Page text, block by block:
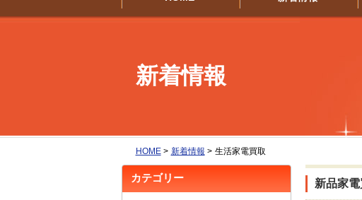
新着情報
HOME> 新着情報 > 生活家電買取
新品家電
カテゴリー